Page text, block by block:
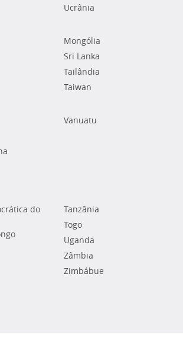
Ucrânia
Mongólia
Sri Lanka
Tailândia
Taiwan
Vanuatu
do
Tanzânia
Togo
Uganda
Zâmbia
Zimbábue